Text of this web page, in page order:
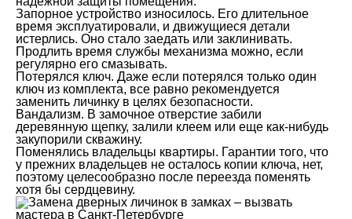
Запорное устройство износилось. Его длительное
время эксплуатировали, и движущиеся детали
истерлись. Оно стало заедать или заклинивать.
Продлить время службы механизма можно, если
регулярно его смазывать.
Потерялся ключ. Даже если потерялся только один
ключ из комплекта, все равно рекомендуется
заменить личинку в целях безопасности.
Вандализм. В замочное отверстие забили
деревянную щепку, залили клеем или еще как-нибудь
закупорили скважину.
Поменялись владельцы квартиры. Гарантии того, что
у прежних владельцев не осталось копии ключа, нет,
поэтому целесообразно после переезда поменять
хотя бы сердцевину.